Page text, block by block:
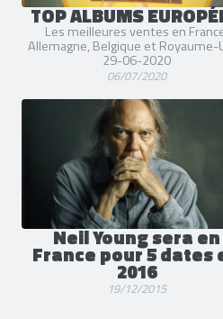
TOP ALBUMS
Les meilleures ventes en
Allemagne, Belgique et Royaume-
29-06-2020
06/07/2020
Neil Young sera en
France pour 5 dates
2016
19/12/2015